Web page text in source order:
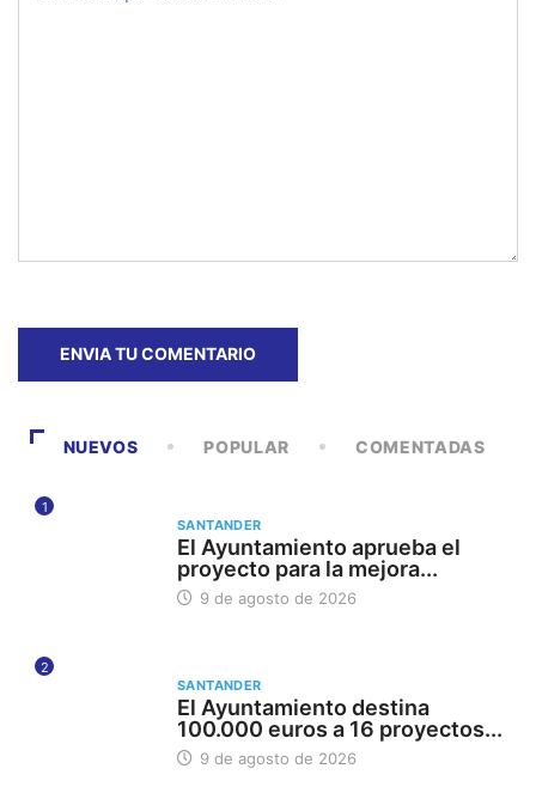
NUEVOS POPULAR COMENTADAS
1
SANTANDER
El Ayuntamiento aprueba el
proyecto para la mejora...
9 de agosto de 2026
2
SANTANDER
El Ayuntamiento destina
100.000 euros a 16 proyectos...
9 de agosto de 2026